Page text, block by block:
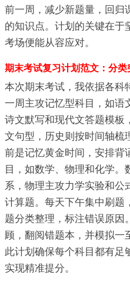
前一周，减少新题量，回归
的知识点。计划的关键在于
考场便能从容应对。
期末考试复习计划范文：分
本次期末考试，我依据各科
一周主攻记忆型科目，如语
诗文默写和现代文答题模板
文句型，历史则按时间轴梳
前是记忆黄金时间，安排背
目，如数学、物理和化学
系，物理主攻力学实验和公
计算题。每天下午集中刷题
题分类整理，标注错误原因
顾，翻阅错题本，并模拟一
此计划确保每个科目都有足
实现精准提分。